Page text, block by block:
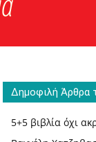
Δημοφιλή Άρθρα
5+5 βιβλία όχι